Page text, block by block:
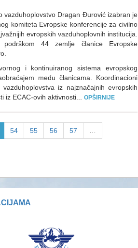
vazduhoplovstvo Dragan Đurović izabran je
komiteta Evropske konferencije za civilno
evropskih vazduhoplovnih institucija.
44 zemlje članice Evropske
i kontinuiranog sistema evropskog
među članicama. Koordinacioni
iz najznačajnih evropskih
iz ECAC-ovih aktivnosti... OPŠIRNIJE
54 55 56 57